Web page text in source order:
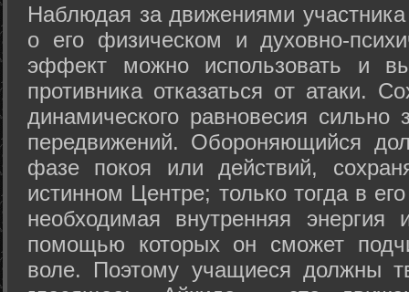
Hаблюдая за движениями
о его физическом и духовно-
эффект можно использовать и
противника отказаться от атаки.
динамического равновесия сильно
передвижений. Обороняющийся
фазе покоя или действий,
истинном Центре; только тогда в
необходимая внутренняя
помощью которых он сможет
воле. Поэтому учащиеся должны